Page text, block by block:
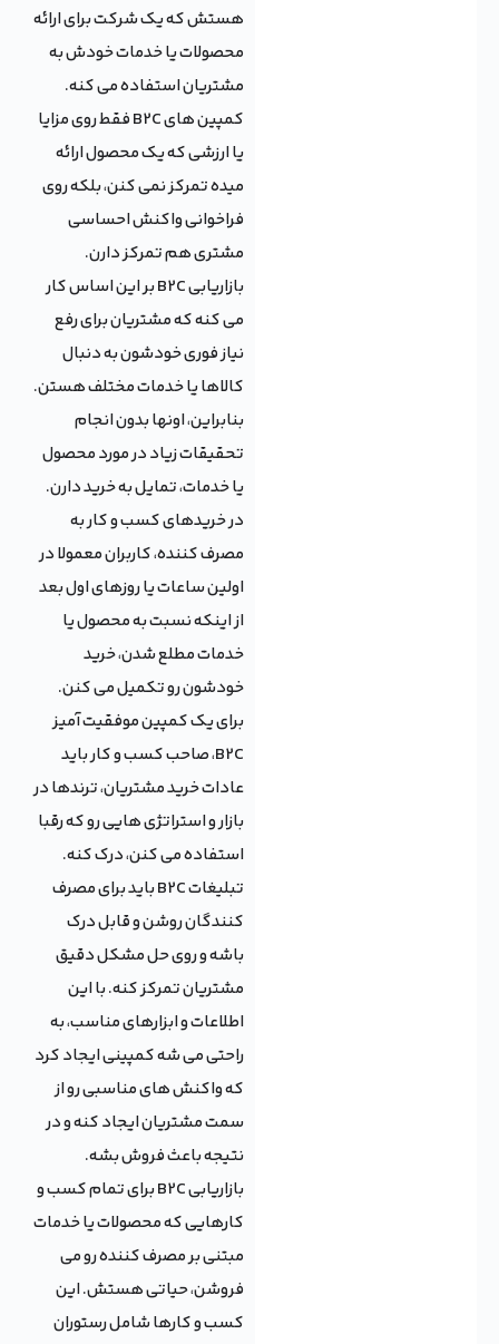
هستش که یک شرکت برای ارائه
محصولات یا خدمات خودش به
مشتریان استفاده می کنه.
کمپین های B2C فقط روی مزایا
یا ارزشی که یک محصول ارائه
میده تمرکز نمی کنن، بلکه روی
فراخوانی واکنش احساسی
مشتری هم تمرکز دارن.
بازاریابی B2C بر این اساس کار
می کنه که مشتریان برای رفع
نیاز فوری خودشون به دنبال
کالاها یا خدمات مختلف هستن.
بنابراین، اونها بدون انجام
تحقیقات زیاد در مورد محصول
یا خدمات، تمایل به خرید دارن.
در خریدهای کسب و کار به
مصرف کننده، کاربران معمولا در
اولین ساعات یا روزهای اول بعد
از اینکه نسبت به محصول یا
خدمات مطلع شدن، خرید
خودشون رو تکمیل می کنن.
برای یک کمپین موفقیت آمیز
B2C، صاحب کسب و کار باید
عادات خرید مشتریان، ترندها در
بازار و استراتژی هایی رو که رقبا
استفاده می کنن، درک کنه.
تبلیغات B2C باید برای مصرف
کنندگان روشن و قابل درک
باشه و روی حل مشکل دقیق
مشتریان تمرکز کنه. با این
اطلاعات و ابزارهای مناسب، به
راحتی می شه کمپینی ایجاد کرد
که واکنش های مناسبی رو از
سمت مشتریان ایجاد کنه و در
نتیجه باعث فروش بشه.
بازاریابی B2C برای تمام کسب و
کارهایی که محصولات یا خدمات
مبتنی بر مصرف کننده رو می
فروشن، حیاتی هستش. این
کسب و کارها شامل رستوران